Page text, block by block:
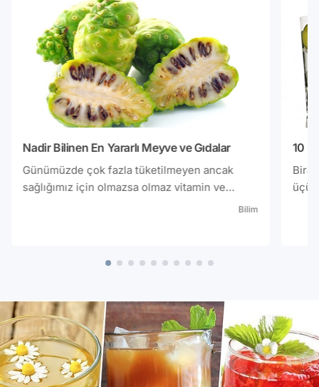
Nadir Bilinen En Yararlı Meyve ve Gıdalar
Günümüzde çok fazla tüketilmeyen ancak
sağlığımız için olmazsa olmaz vitamin ve
mineraller bakımından en yüksek değerlereBilim
10